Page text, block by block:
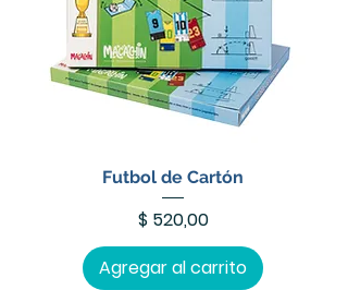
Futbol de Cartón
Precio
$ 520,00
Agregar al carrito